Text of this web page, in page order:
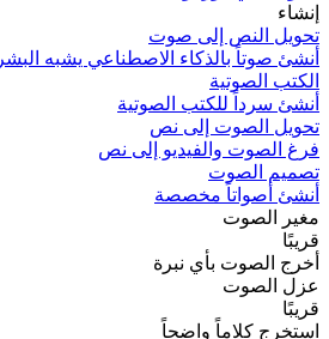
إنشاء
تحويل النص إلى صوت
أنشئ صوتاً بالذكاء الاصطناعي يشبه البشر
الكتب الصوتية
أنشئ سرداً للكتب الصوتية
تحويل الصوت إلى نص
فرغ الصوت والفيديو إلى نص
تصميم الصوت
أنشئ أصواتاً مخصصة
مغير الصوت
قريبًا
أخرج الصوت بأي نبرة
عزل الصوت
قريبًا
استخرج كلاماً واضحاً